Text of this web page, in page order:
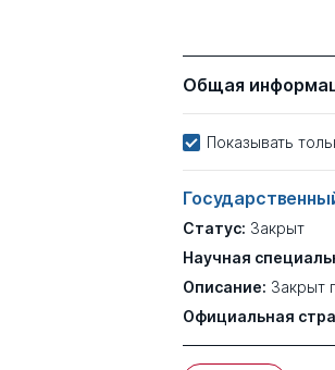
Общая
Показывать
Статус: Закрыт
Научная
Описание: Закрыт
Официальная